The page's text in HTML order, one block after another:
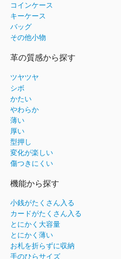
コインケース
キーケース
バッグ
その他小物
革の質感から探す
ツヤツヤ
シボ
かたい
やわらか
薄い
厚い
型押し
変化が楽しい
傷つきにくい
機能から探す
小銭がたくさん入る
カードがたくさん入る
とにかく大容量
とにかく薄い
お札を折らずに収納
手のひらサイズ